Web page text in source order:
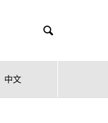

中文